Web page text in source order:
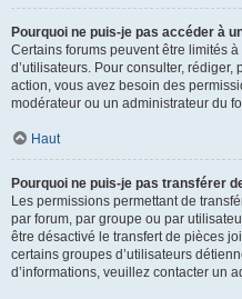
Pourquoi ne puis-je pas accéder à
Certains forums peuvent être limités
d’utilisateurs. Pour consulter,
action, vous avez besoin des
modérateur ou un administrateur du
Haut
Pourquoi ne puis-je pas transférer
Les permissions permettant de
par forum, par groupe ou par
être désactivé le transfert de pièces
certains groupes d’utilisateurs
d’informations, veuillez contacter un